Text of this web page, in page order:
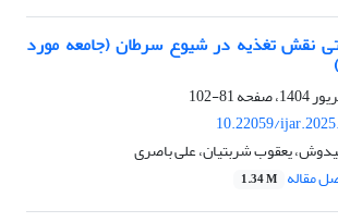
نقش تغذیه در شیوع سرطان (جامعه مورد
81-102
10.22059/
یعقوب شربتیان، علی باصری
مقاله 1.34 M